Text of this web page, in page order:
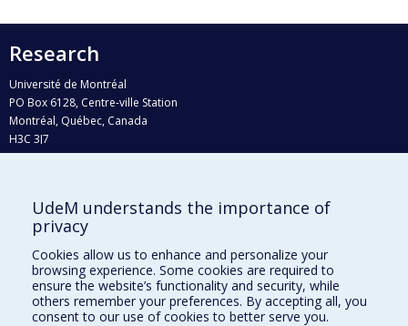
Research
Université de Montréal
PO Box 6128, Centre-ville Station
Montréal, Québec, Canada
H3C 3J7
Who does what?
Find us
Site map
Accessibility
UdeM understands the importance of
privacy
Cookies allow us to enhance and personalize your
browsing experience. Some cookies are required to
ensure the website’s functionality and security, while
others remember your preferences. By accepting all, you
consent to our use of cookies to better serve you.